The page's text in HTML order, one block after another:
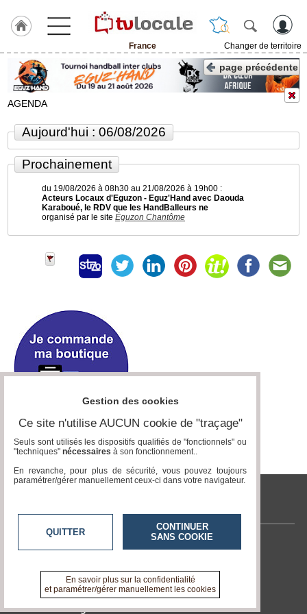
France
Changer de territoire
J'adhère
Hulcoq
France
Accueil
Blogs
Prémium
Accès
AGENDA
page précédente
Aujourd'hui : 06/08/2026
Prochainement
du 19/08/2026 à 08h30 au 21/08/2026 à 19h00 :
Acteurs Locaux d'Eguzon - Eguz'Hand avec Daouda
Karaboué, le RDV que les HandBalleurs ne
organisé par le site Éguzon Chantôme
tvlocale.fr
Contactez-nous
A propos de tvlocale.fr
Devenir délégué
Gestion des cookies
Ce site n'utilise AUCUN cookie de "traçage"
Seuls sont utilisés les dispositifs qualifiés de "fonctionnels" ou
"techniques" nécessaires à son fonctionnement..
En revanche, pour plus de sécurité, vous pouvez toujours
paramétrer/gérer manuellement ceux-ci dans votre navigateur.
QUITTER
CONTINUER
SANS COOKIE
En savoir plus sur la confidentialité
et paramétrer/gérer manuellement les cookies